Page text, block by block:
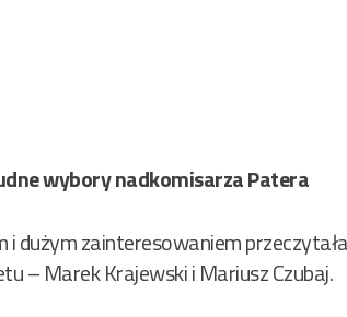
wybory nadkomisarza Patera
i dużym zainteresowaniem
– Marek Krajewski i Mariusz Czubaj.